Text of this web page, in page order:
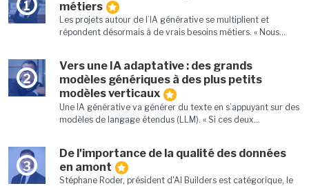
1
métiers
Les projets autour de l’IA générative se multiplient et
répondent désormais à de vrais besoins métiers. « Nous...
2
Vers une IA adaptative : des grands
modèles génériques à des plus petits
modèles verticaux
Une IA générative va générer du texte en s’appuyant sur des
modèles de langage étendus (LLM). « Si ces deux...
3
De l'importance de la qualité des données
en amont
Stéphane Roder, président d'AI Builders est catégorique, le